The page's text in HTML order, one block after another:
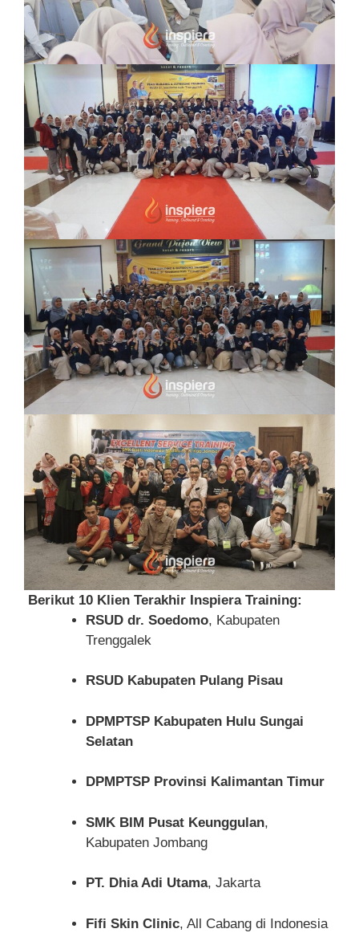
Berikut 10 Klien Terakhir Inspiera Training:
RSUD dr. Soedomo, Kabupaten
Trenggalek
RSUD Kabupaten Pulang Pisau
DPMPTSP Kabupaten Hulu Sungai
Selatan
DPMPTSP Provinsi Kalimantan Timur
SMK BIM Pusat Keunggulan,
Kabupaten Jombang
PT. Dhia Adi Utama, Jakarta
Fifi Skin Clinic, All Cabang di Indonesia